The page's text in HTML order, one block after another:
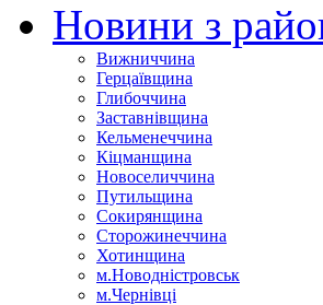
Новини з
Вижниччина
Герцаївщина
Глибоччина
Заставнівщина
Кельменеччина
Кіцманщина
Новоселиччина
Путильщина
Сокирянщина
Сторожинеччина
Хотинщина
м.Новодністровськ
м.Чернівці